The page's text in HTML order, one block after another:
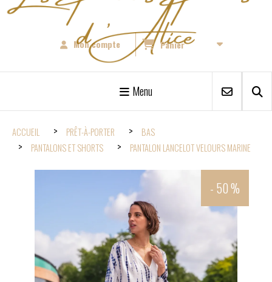
Mon compte Panier
Menu
ACCUEIL PRÊT-À-PORTER
BAS
PANTALONS ET SHORTS
PANTALON LANCELOT VELOURS MARINE
- 50 %